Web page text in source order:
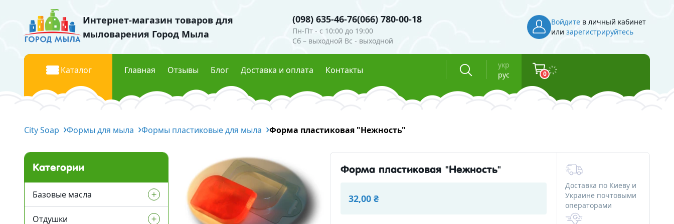
Интернет-магазин товаров для
мыловарения Город Мыла
(098) 635-46-76(066) 780-00-18
Пн-Пт - c 10:00 до 19:00
Сб – выходной Вс - выходной
Войдитев личный кабинет
или зарегистрируйтесь
Каталог
Жидкие базовые масла
Отдушки
Отдушки Украина
Жидкие пигменты
Глиттеры
Пищевые красители
Флуоресцентные пигменты
Мика косметическая
Эфирные масла
Флаконы для косметики
Баночки для косметики
Вакуумные флаконы
Тубы для косметики
Главная Отзывы Блог Доставка и оплата Контакты
укр
рус
0
City Soap Формы для мыла Формы пластиковые для мыла Форма пластиковая "Нежность"
Категории
Базовые масла
Жидкие базовые масла
Отдушки
Форма пластиковая "Нежность"
32,00 ₴
Доставка по Киеву и
Украине почтовыми
операторами